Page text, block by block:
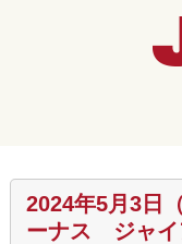
2024年5月3日
ーナス ジャイ